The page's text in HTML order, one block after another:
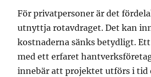
För privatpersoner är det
utnyttja rotavdraget. Det kan
kostnaderna sänks betydligt.
med ett erfaret
innebär att projektet utförs i tid